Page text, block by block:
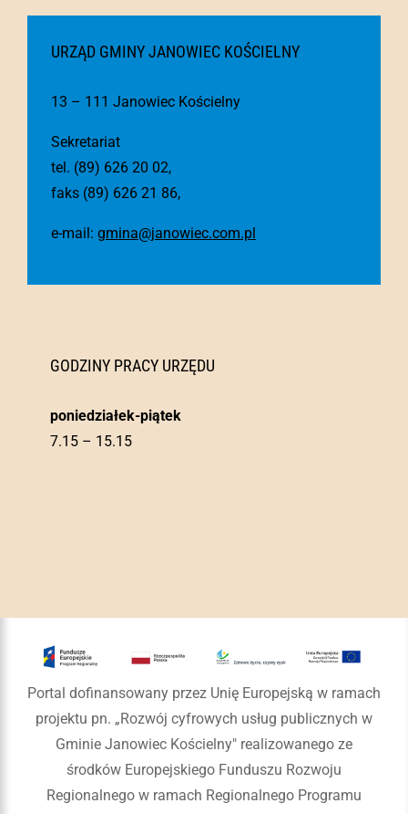
URZĄD GMINY JANOWIEC KOŚCIELNY
13 – 111 Janowiec Kościelny
Sekretariat
tel. (89) 626 20 02,
faks (89) 626 21 86,
e-mail: gmina@janowiec.com.pl
GODZINY PRACY URZĘDU
poniedziałek-piątek
7.15 – 15.15
Portal dofinansowany przez Unię Europejską w ramach
projektu pn. „Rozwój cyfrowych usług publicznych w
Gminie Janowiec Kościelny" realizowanego ze
środków Europejskiego Funduszu Rozwoju
Regionalnego w ramach Regionalnego Programu